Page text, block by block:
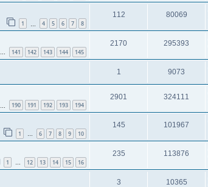
1 4 5 6 7 8
112 80069
… 141 142 143 144 145
2170 295393
1 9073
190 191 192 193 194
2901 324111
1 … 6 7 8 9 10
145 101967
1 … 12 13 14 15 16
235 113876
3 10365